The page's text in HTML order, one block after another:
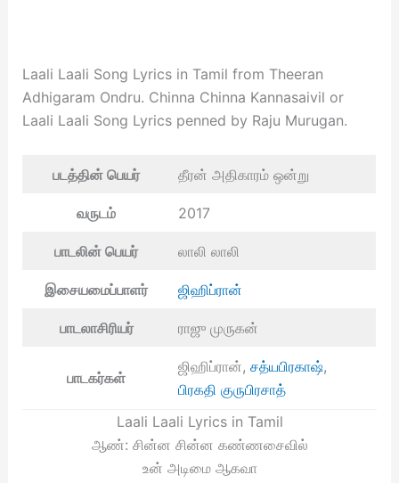
Laali Laali Song Lyrics in Tamil from Theeran
Adhigaram Ondru. Chinna Chinna Kannasaivil or
Laali Laali Song Lyrics penned by Raju Murugan.
படத்தின் பெயர் தீரன் அதிகாரம் ஒன்று
வருடம் 2017
பாடலின் பெயர் லாலி லாலி
இசையமைப்பாளர் ஜிஹிப்ரான்
பாடலாசிரியர் ராஜு முருகன்
பாடகர்கள்
ஜிஹிப்ரான், சத்யபிரகாஷ்,
பிரகதி குருபிரசாத்
Laali Laali Lyrics in Tamil
ஆண்: சின்ன சின்ன கண்ணசைவில்
உன் அடிமை ஆகவா